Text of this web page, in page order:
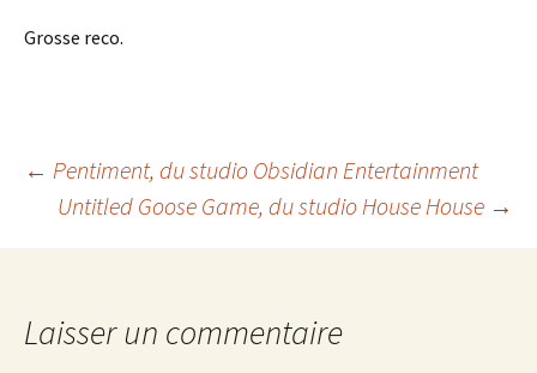
Grosse reco.
Navigation
des
articles
← Pentiment, du studio Obsidian Entertainment
Untitled Goose Game, du studio House House →
Laisser un commentaire